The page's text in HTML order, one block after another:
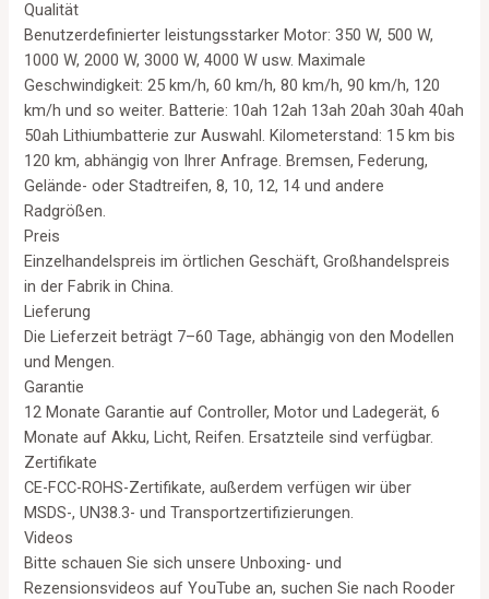
Qualität
Benutzerdefinierter leistungsstarker Motor: 350 W, 500 W,
1000 W, 2000 W, 3000 W, 4000 W usw. Maximale
Geschwindigkeit: 25 km/h, 60 km/h, 80 km/h, 90 km/h, 120
km/h und so weiter. Batterie: 10ah 12ah 13ah 20ah 30ah 40ah
50ah Lithiumbatterie zur Auswahl. Kilometerstand: 15 km bis
120 km, abhängig von Ihrer Anfrage. Bremsen, Federung,
Gelände- oder Stadtreifen, 8, 10, 12, 14 und andere
Radgrößen.
Preis
Einzelhandelspreis im örtlichen Geschäft, Großhandelspreis
in der Fabrik in China.
Lieferung
Die Lieferzeit beträgt 7–60 Tage, abhängig von den Modellen
und Mengen.
Garantie
12 Monate Garantie auf Controller, Motor und Ladegerät, 6
Monate auf Akku, Licht, Reifen. Ersatzteile sind verfügbar.
Zertifikate
CE-FCC-ROHS-Zertifikate, außerdem verfügen wir über
MSDS-, UN38.3- und Transportzertifizierungen.
Videos
Bitte schauen Sie sich unsere Unboxing- und
Rezensionsvideos auf YouTube an, suchen Sie nach Rooder